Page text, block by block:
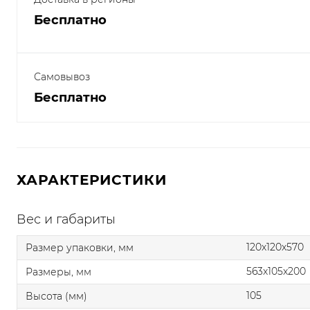
Бесплатно
Самовывоз
Бесплатно
ХАРАКТЕРИСТИКИ
Вес и габариты
Размер упаковки, мм
120x120x570
Размеры, мм
563x105x200
Высота (мм)
105